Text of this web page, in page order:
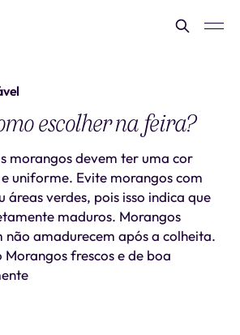
escolher na feira?
morangos devem ter uma cor
uniforme. Evite morangos com
áreas verdes, pois isso indica que
maduros. Morangos
não amadurecem após a colheita.
frescos e de boa